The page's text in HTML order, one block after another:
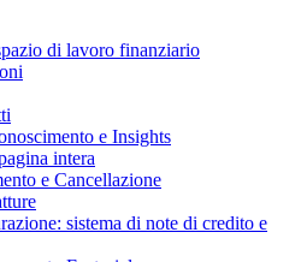
di lavoro finanziario
e Insights
intera
e Cancellazione
sistema di note di credito e